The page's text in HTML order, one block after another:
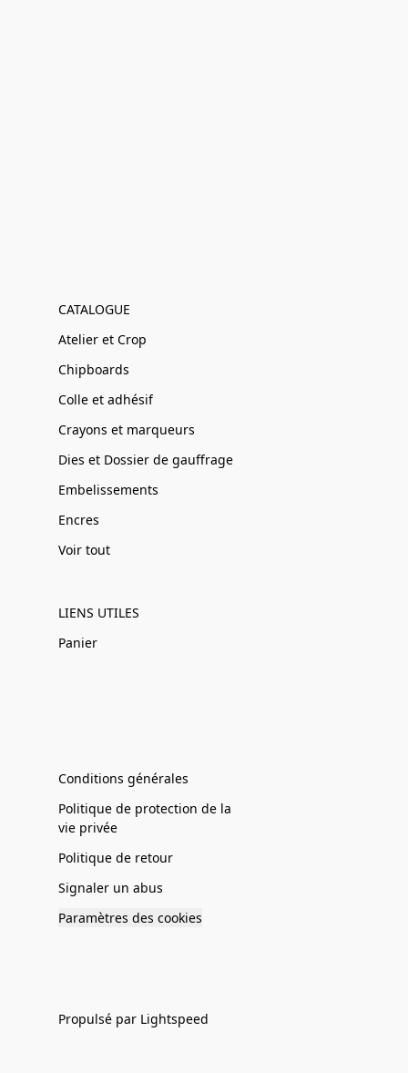
CATALOGUE
Atelier et Crop
Chipboards
Colle et adhésif
Crayons et marqueurs
Dies et Dossier de gauffrage
Embelissements
Encres
Voir tout
LIENS UTILES
Panier
Conditions générales
Politique de protection de la
vie privée
Politique de retour
Signaler un abus
Paramètres des cookies
Propulsé par Lightspeed